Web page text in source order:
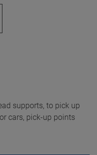
supports, to pick up
cars, pick-up points